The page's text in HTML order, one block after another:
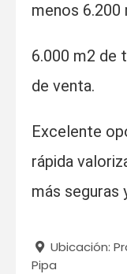
menos 6.200
6.000 m2 de
de venta.
Excelente
rápida
más seguras
Ubicación:
Pipa